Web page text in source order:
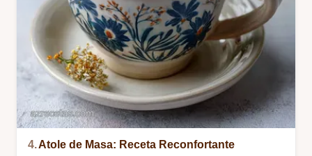
4.Atole de Masa: Receta Reconfortante